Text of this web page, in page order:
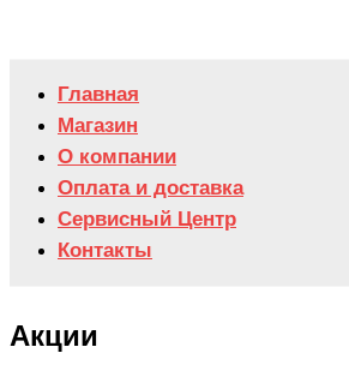
Главная
Магазин
О компании
Оплата и доставка
Сервисный Центр
Контакты
Акции